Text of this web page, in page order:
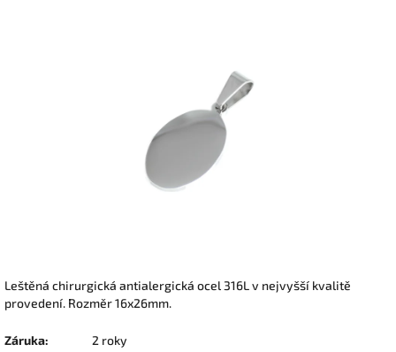
Leštěná chirurgická antialergická ocel 316L v nejvyšší kvalitě
provedení. Rozměr 16x26mm.
Záruka:
2 roky